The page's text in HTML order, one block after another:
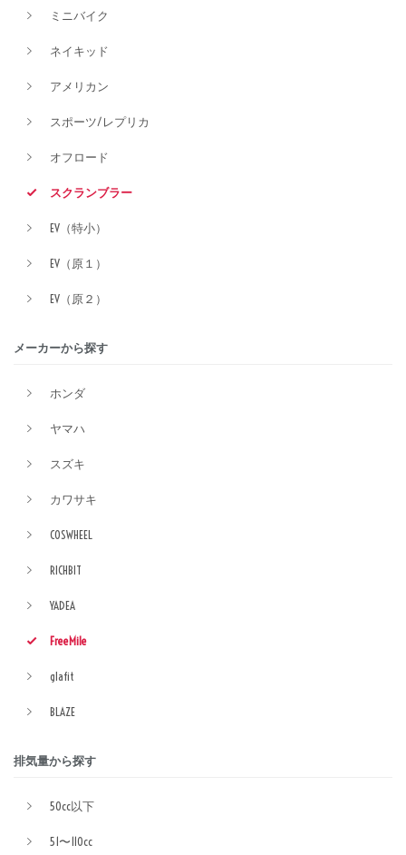
ミニバイク
ネイキッド
アメリカン
スポーツ/レプリカ
オフロード
スクランブラー
EV（特小）
EV（原１）
EV（原２）
メーカーから探す
ホンダ
ヤマハ
スズキ
カワサキ
COSWHEEL
RICHBIT
YADEA
FreeMile
glafit
BLAZE
排気量から探す
50cc以下
51〜110cc
価格